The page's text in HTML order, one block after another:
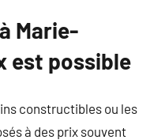
Marie-
est possible
constructibles ou les
à des prix souvent